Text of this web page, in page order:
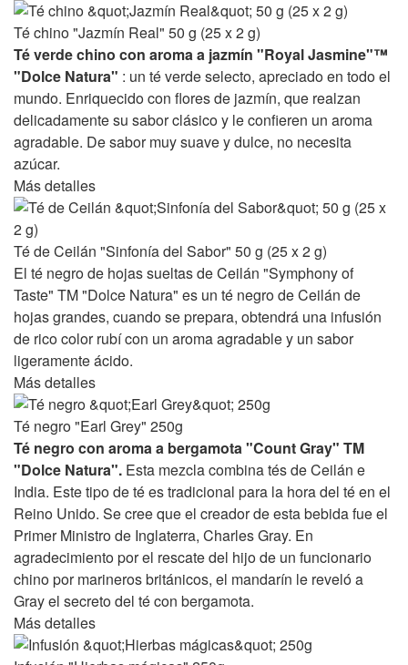
Té chino "Jazmín Real" 50 g (25 x 2 g)
Té verde chino con aroma a jazmín "Royal Jasmine"™
"Dolce Natura" : un té verde selecto, apreciado en todo el
mundo. Enriquecido con flores de jazmín, que realzan
delicadamente su sabor clásico y le confieren un aroma
agradable. De sabor muy suave y dulce, no necesita
azúcar.
Más detalles
Té de Ceilán "Sinfonía del Sabor" 50 g (25 x 2 g)
El té negro de hojas sueltas de Ceilán "Symphony of
Taste" TM "Dolce Natura" es un té negro de Ceilán de
hojas grandes, cuando se prepara, obtendrá una infusión
de rico color rubí con un aroma agradable y un sabor
ligeramente ácido.
Más detalles
Té negro "Earl Grey" 250g
Té negro con aroma a bergamota "Count Gray" TM
"Dolce Natura". Esta mezcla combina tés de Ceilán e
India. Este tipo de té es tradicional para la hora del té en el
Reino Unido. Se cree que el creador de esta bebida fue el
Primer Ministro de Inglaterra, Charles Gray. En
agradecimiento por el rescate del hijo de un funcionario
chino por marineros británicos, el mandarín le reveló a
Gray el secreto del té con bergamota.
Más detalles